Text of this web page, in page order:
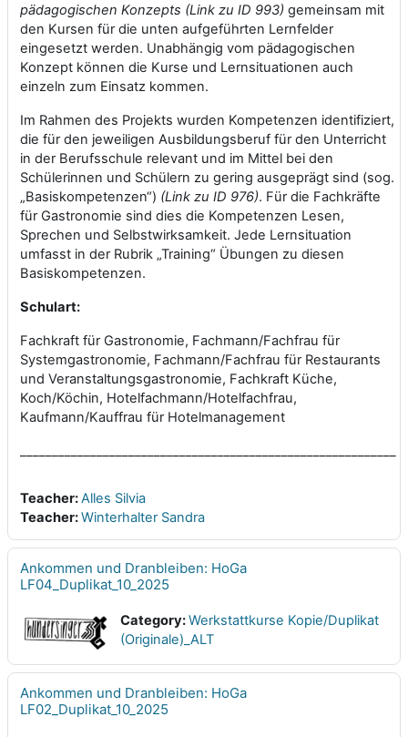
pädagogischen Konzepts (Link zu ID 993) gemeinsam mit
den Kursen für die unten aufgeführten Lernfelder
eingesetzt werden. Unabhängig vom pädagogischen
Konzept können die Kurse und Lernsituationen auch
einzeln zum Einsatz kommen.
Im Rahmen des Projekts wurden Kompetenzen identifiziert,
die für den jeweiligen Ausbildungsberuf für den Unterricht
in der Berufsschule relevant und im Mittel bei den
Schülerinnen und Schülern zu gering ausgeprägt sind (sog.
„Basiskompetenzen“) (Link zu ID 976). Für die Fachkräfte
für Gastronomie sind dies die Kompetenzen Lesen,
Sprechen und Selbstwirksamkeit. Jede Lernsituation
umfasst in der Rubrik „Training“ Übungen zu diesen
Basiskompetenzen.
Schulart:
Fachkraft für Gastronomie, Fachmann/Fachfrau für
Systemgastronomie, Fachmann/Fachfrau für Restaurants
und Veranstaltungsgastronomie, Fachkraft Küche,
Koch/Köchin, Hotelfachmann/Hotelfachfrau,
Kaufmann/Kauffrau für Hotelmanagement
Teacher:Alles Silvia
Teacher:Winterhalter Sandra
Ankommen und Dranbleiben: HoGa
LF04_Duplikat_10_2025
Category:Werkstattkurse Kopie/Duplikat
(Originale)_ALT
Ankommen und Dranbleiben: HoGa
LF02_Duplikat_10_2025